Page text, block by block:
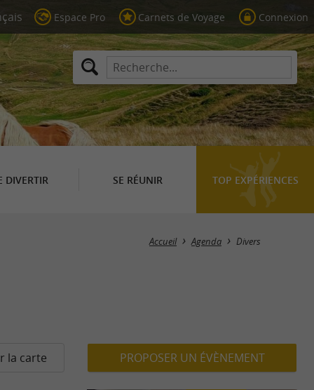
Espace Pro Carnets de Voyage Connexion
DIVERTIR SE RÉUNIR TOP EXPÉRIENCES
Masquer la carte
Accueil Agenda Divers
la carte PROPOSER UN ÉVÈNEMENT